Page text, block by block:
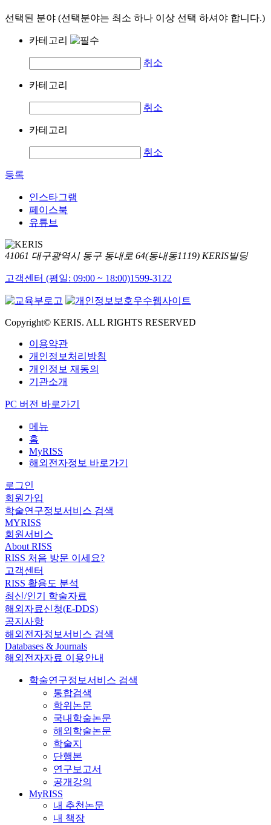
선택된 분야 (선택분야는 최소 하나 이상 선택 하셔야 합니다.)
카테고리
취소
카테고리
취소
카테고리
취소
등록
인스타그램
페이스북
유튜브
41061 대구광역시 동구 동내로 64(동내동1119) KERIS빌딩
고객센터 (평일: 09:00 ~ 18:00)1599-3122
Copyright© KERIS. ALL RIGHTS RESERVED
이용약관
개인정보처리방침
개인정보 재동의
기관소개
PC 버전 바로가기
메뉴
홈
MyRISS
해외전자정보 바로가기
로그인
회원가입
학술연구정보서비스 검색
MYRISS
회원서비스
About RISS
RISS 처음 방문 이세요?
고객센터
RISS 활용도 분석
최신/인기 학술자료
해외자료신청(E-DDS)
공지사항
해외전자정보서비스 검색
Databases & Journals
해외전자자료 이용안내
학술연구정보서비스 검색
통합검색
학위논문
국내학술논문
해외학술논문
학술지
단행본
연구보고서
공개강의
MyRISS
내 추천논문
내 책장